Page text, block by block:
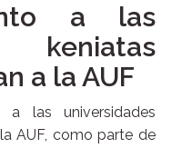
a las
keniatas
a la AUF
las universidades
AUF, como parte de